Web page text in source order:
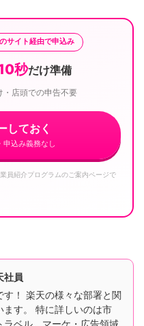
サイト経由で申込み
秒だけ準備
・店頭での申告不要
しておく
込み義務なし
員紹介プログラムのご案内ページで
社員
す！ 楽天の様々な部署と関
ます。 特に詳しいのは市
ラベル、マーケ・広告領域